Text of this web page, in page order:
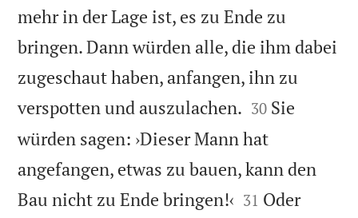
mehr in der Lage ist, es zu Ende zu
bringen. Dann würden alle, die ihm dabei
zugeschaut haben, anfangen, ihn zu
verspotten und auszulachen. 

30 Sie
würden sagen: ›Dieser Mann hat
angefangen, etwas zu bauen, kann den
Bau nicht zu Ende bringen!‹ 

31 Oder